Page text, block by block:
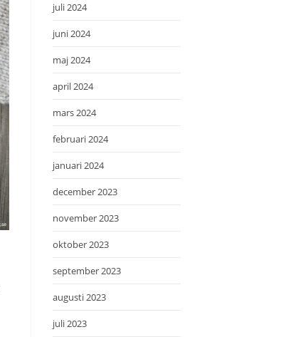
juli 2024
juni 2024
maj 2024
april 2024
mars 2024
februari 2024
januari 2024
december 2023
november 2023
oktober 2023
september 2023
augusti 2023
juli 2023